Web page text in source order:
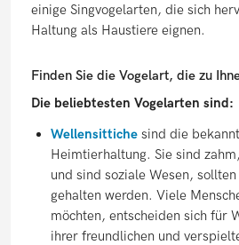
einige Singvogelarten, die sich
Haltung als Haustiere eignen.
Finden Sie die Vogelart, die zu
Die beliebtesten Vogelarten sind:
Wellensittiche sind die
Heimtierhaltung. Sie sind
und sind soziale Wesen,
gehalten werden. Viele
möchten, entscheiden sich für
ihrer freundlichen und